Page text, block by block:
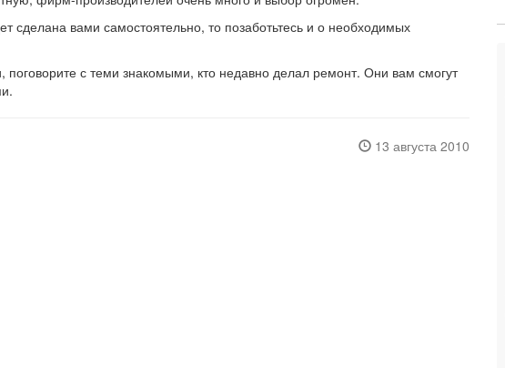
сделана вами самостоятельно, то позаботьтесь и о необходимых
поговорите с теми знакомыми, кто недавно делал ремонт. Они вам смогут
13 августа 2010